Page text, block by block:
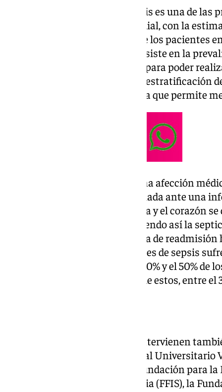
Teniendo en cuenta que la sepsis es una de
intra-hospitalaria a nivel mundial, con la
hospitalizados y hasta el 75% de los pacientes
desarrollarla, este proyecto consiste en la
que proporcionen información para poder
preciso de la sepsis así como la estratificación
hacia la medicina personalizada que permite
Cabe señalar que la sepsis es una afección
respuesta inmunitaria desregulada ante una
los casos, la presión arterial baja y el corazón
séptico e incluso a la muerte, siendo así la
muerte hospitalaria y la primera de
hasta el 50% de los sobrevivientes de sepsis
psicológicas. Además, entre el 20% y el 50% de
evolucionan a shock séptico y, de estos, entre el
Se trata de un proyecto el que intervienen
Jerez de la Frontera, y el Hospital
en virtud de la adhesión de la Fundación para
Sanitarias de la Región de Murcia (FFIS), la